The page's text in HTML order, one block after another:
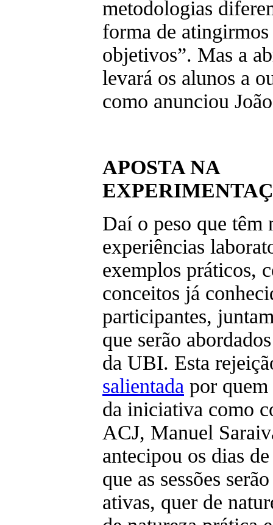
metodologias
forma de atingirmos
objetivos”. Mas a
levará os alunos a
como anunciou
APOSTA NA
Daí o peso que têm
experiências
exemplos práticos,
conceitos já
participantes,
que serão
da UBI. Esta
salientada por
da iniciativa como
ACJ, Manuel
antecipou os dias
que as sessões
ativas, quer de